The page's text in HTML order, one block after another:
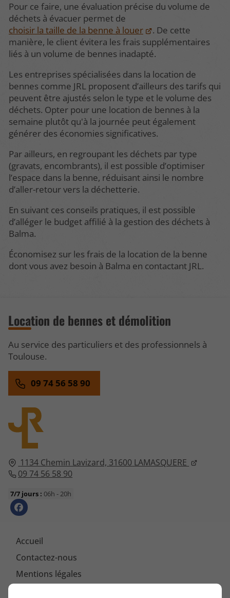
Pour ce faire, une évaluation précise du volume de
déchets à évacuer permet de
choisir la taille de la benne à louer
. De cette
manière, le client évitera les frais supplémentaires
liés à un volume de bennes inadapté.
Les entreprises spécialisées dans la location de
bennes comme JRL proposent d’ailleurs des tarifs qui
peuvent être ajustés selon le type et le volume des
déchets. Opter pour une location de bennes à la
semaine plutôt qu'à la journée peut également
générer des économies significatives.
Par ailleurs, en regroupant les déchets par type
(gravats, encombrants), il est possible d’optimiser
l’espace dans la benne, réduisant ainsi le nombre
d’aller-retour vers la déchetterie.
En suivant ces conseils pratiques, il est possible
d’alléger le budget affilié à la gestion des déchets à
Balma.
Économisez sur les frais de la location de la benne
dont vous avez besoin à Balma en contactant JRL.
1134 Chemin Lavizard, 31600 LAMASQUERE
09 74 56 58 90
7/7 jours : 06h - 20h
Accueil
Contactez-nous
Mentions légales
Location de bennes et démolition
Au service des particuliers et des professionnels à
Toulouse.
09 74 56 58 90